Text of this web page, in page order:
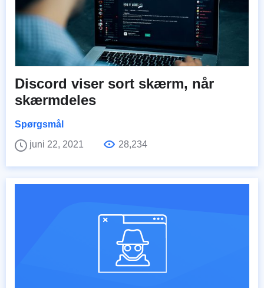
Discord viser sort skærm, når
skærmdeles
Spørgsmål
juni 22, 2021
28,234